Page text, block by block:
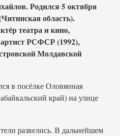
Родился 5 октября
область).
театра и кино,
РСФСР (1992),
Молдавской
в посёлке Оловянная
край) на улице
развелись. В дальнейшем